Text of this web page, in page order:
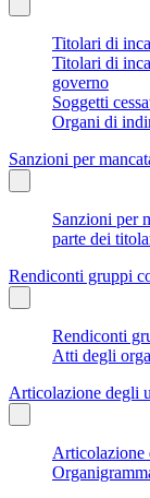
Titolari di
Titolari di
governo
Soggetti
Organi di
Sanzioni per
Sanzioni per
parte dei
Rendiconti gruppi
Rendiconti
Atti degli
Articolazione degli